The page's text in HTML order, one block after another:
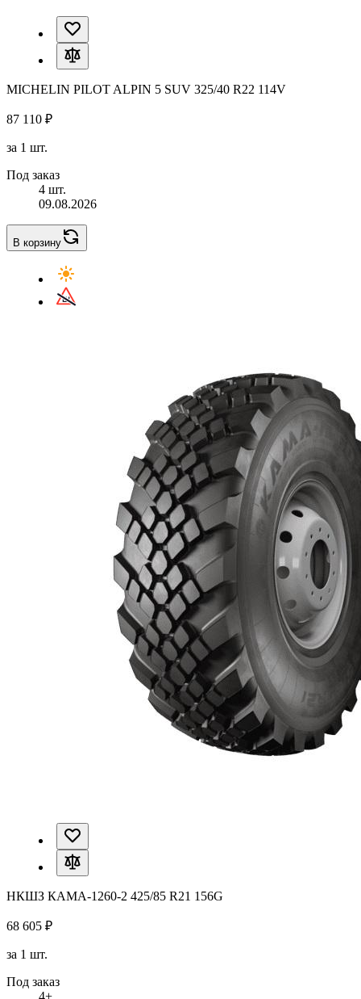
MICHELIN PILOT ALPIN 5 SUV 325/40 R22 114V
87 110 ₽
за 1 шт.
Под заказ
4 шт.
09.08.2026
В корзину
НКШЗ КАМА-1260-2 425/85 R21 156G
68 605 ₽
за 1 шт.
Под заказ